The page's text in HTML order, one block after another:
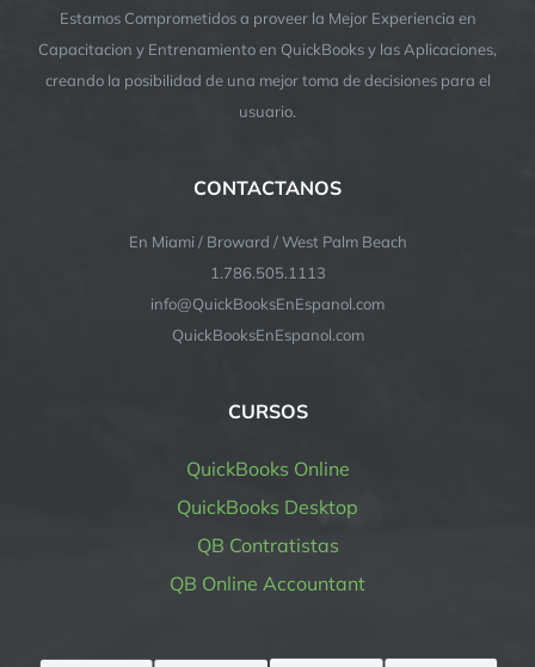
Estamos Comprometidos a proveer la Mejor Experiencia en
Capacitacion y Entrenamiento en QuickBooks y las Aplicaciones,
creando la posibilidad de una mejor toma de decisiones para el
usuario.
CONTACTANOS
En Miami / Broward / West Palm Beach
1.786.505.1113
info@QuickBooksEnEspanol.com
QuickBooksEnEspanol.com
CURSOS
QuickBooks Online
QuickBooks Desktop
QB Contratistas
QB Online Accountant